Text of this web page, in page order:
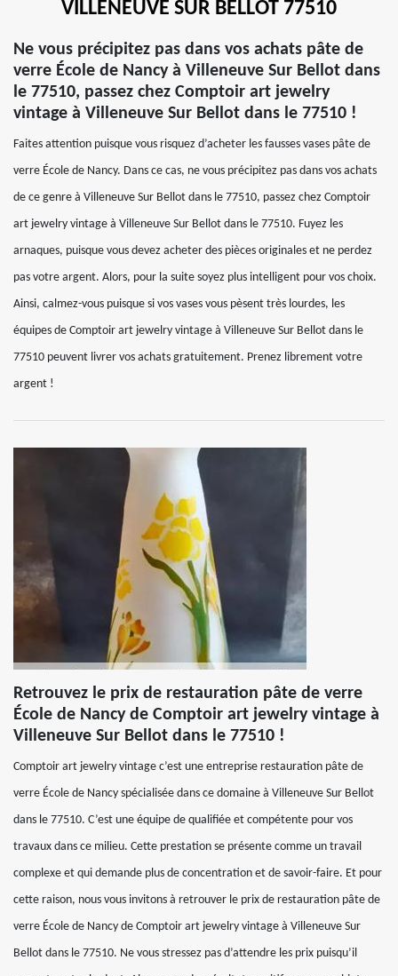
VILLENEUVE SUR BELLOT 77510
Ne vous précipitez pas dans vos achats pâte de
verre École de Nancy à Villeneuve Sur Bellot dans
le 77510, passez chez Comptoir art jewelry
vintage à Villeneuve Sur Bellot dans le 77510 !
Faites attention puisque vous risquez d’acheter les fausses vases pâte de
verre École de Nancy. Dans ce cas, ne vous précipitez pas dans vos achats
de ce genre à Villeneuve Sur Bellot dans le 77510, passez chez Comptoir
art jewelry vintage à Villeneuve Sur Bellot dans le 77510. Fuyez les
arnaques, puisque vous devez acheter des pièces originales et ne perdez
pas votre argent. Alors, pour la suite soyez plus intelligent pour vos choix.
Ainsi, calmez-vous puisque si vos vases vous pèsent très lourdes, les
équipes de Comptoir art jewelry vintage à Villeneuve Sur Bellot dans le
77510 peuvent livrer vos achats gratuitement. Prenez librement votre
argent !
Retrouvez le prix de restauration pâte de verre
École de Nancy de Comptoir art jewelry vintage à
Villeneuve Sur Bellot dans le 77510 !
Comptoir art jewelry vintage c’est une entreprise restauration pâte de
verre École de Nancy spécialisée dans ce domaine à Villeneuve Sur Bellot
dans le 77510. C’est une équipe de qualifiée et compétente pour vos
travaux dans ce milieu. Cette prestation se présente comme un travail
complexe et qui demande plus de concentration et de savoir-faire. Et pour
cette raison, nous vous invitons à retrouver le prix de restauration pâte de
verre École de Nancy de Comptoir art jewelry vintage à Villeneuve Sur
Bellot dans le 77510. Ne vous stressez pas d’attendre les prix puisqu’il